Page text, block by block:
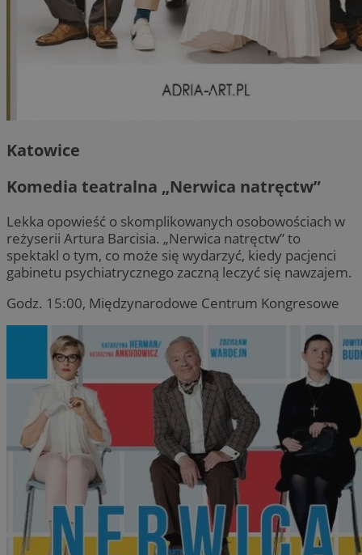
Katowice
Komedia teatralna „Nerwica natręctw”
Lekka opowieść o skomplikowanych osobowościach w
reżyserii Artura Barcisia. „Nerwica natręctw” to
spektakl o tym, co może się wydarzyć, kiedy pacjenci
gabinetu psychiatrycznego zaczną leczyć się nawzajem.
Godz. 15:00, Międzynarodowe Centrum Kongresowe